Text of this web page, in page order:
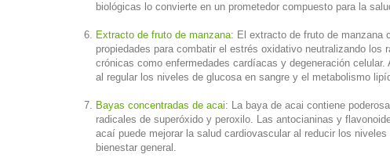
biológicas lo convierte en un prometedor compuesto para la
Extracto de fruto de manzana: El extracto de fruto de manzana
propiedades para combatir el estrés oxidativo neutralizando
crónicas como enfermedades cardíacas y degeneración
al regular los niveles de glucosa en sangre y el metabolismo
Bayas concentradas de acai: La baya de acai contiene
radicales de superóxido y peroxilo. Las antocianinas y
acaí puede mejorar la salud cardiovascular al reducir los
bienestar general.